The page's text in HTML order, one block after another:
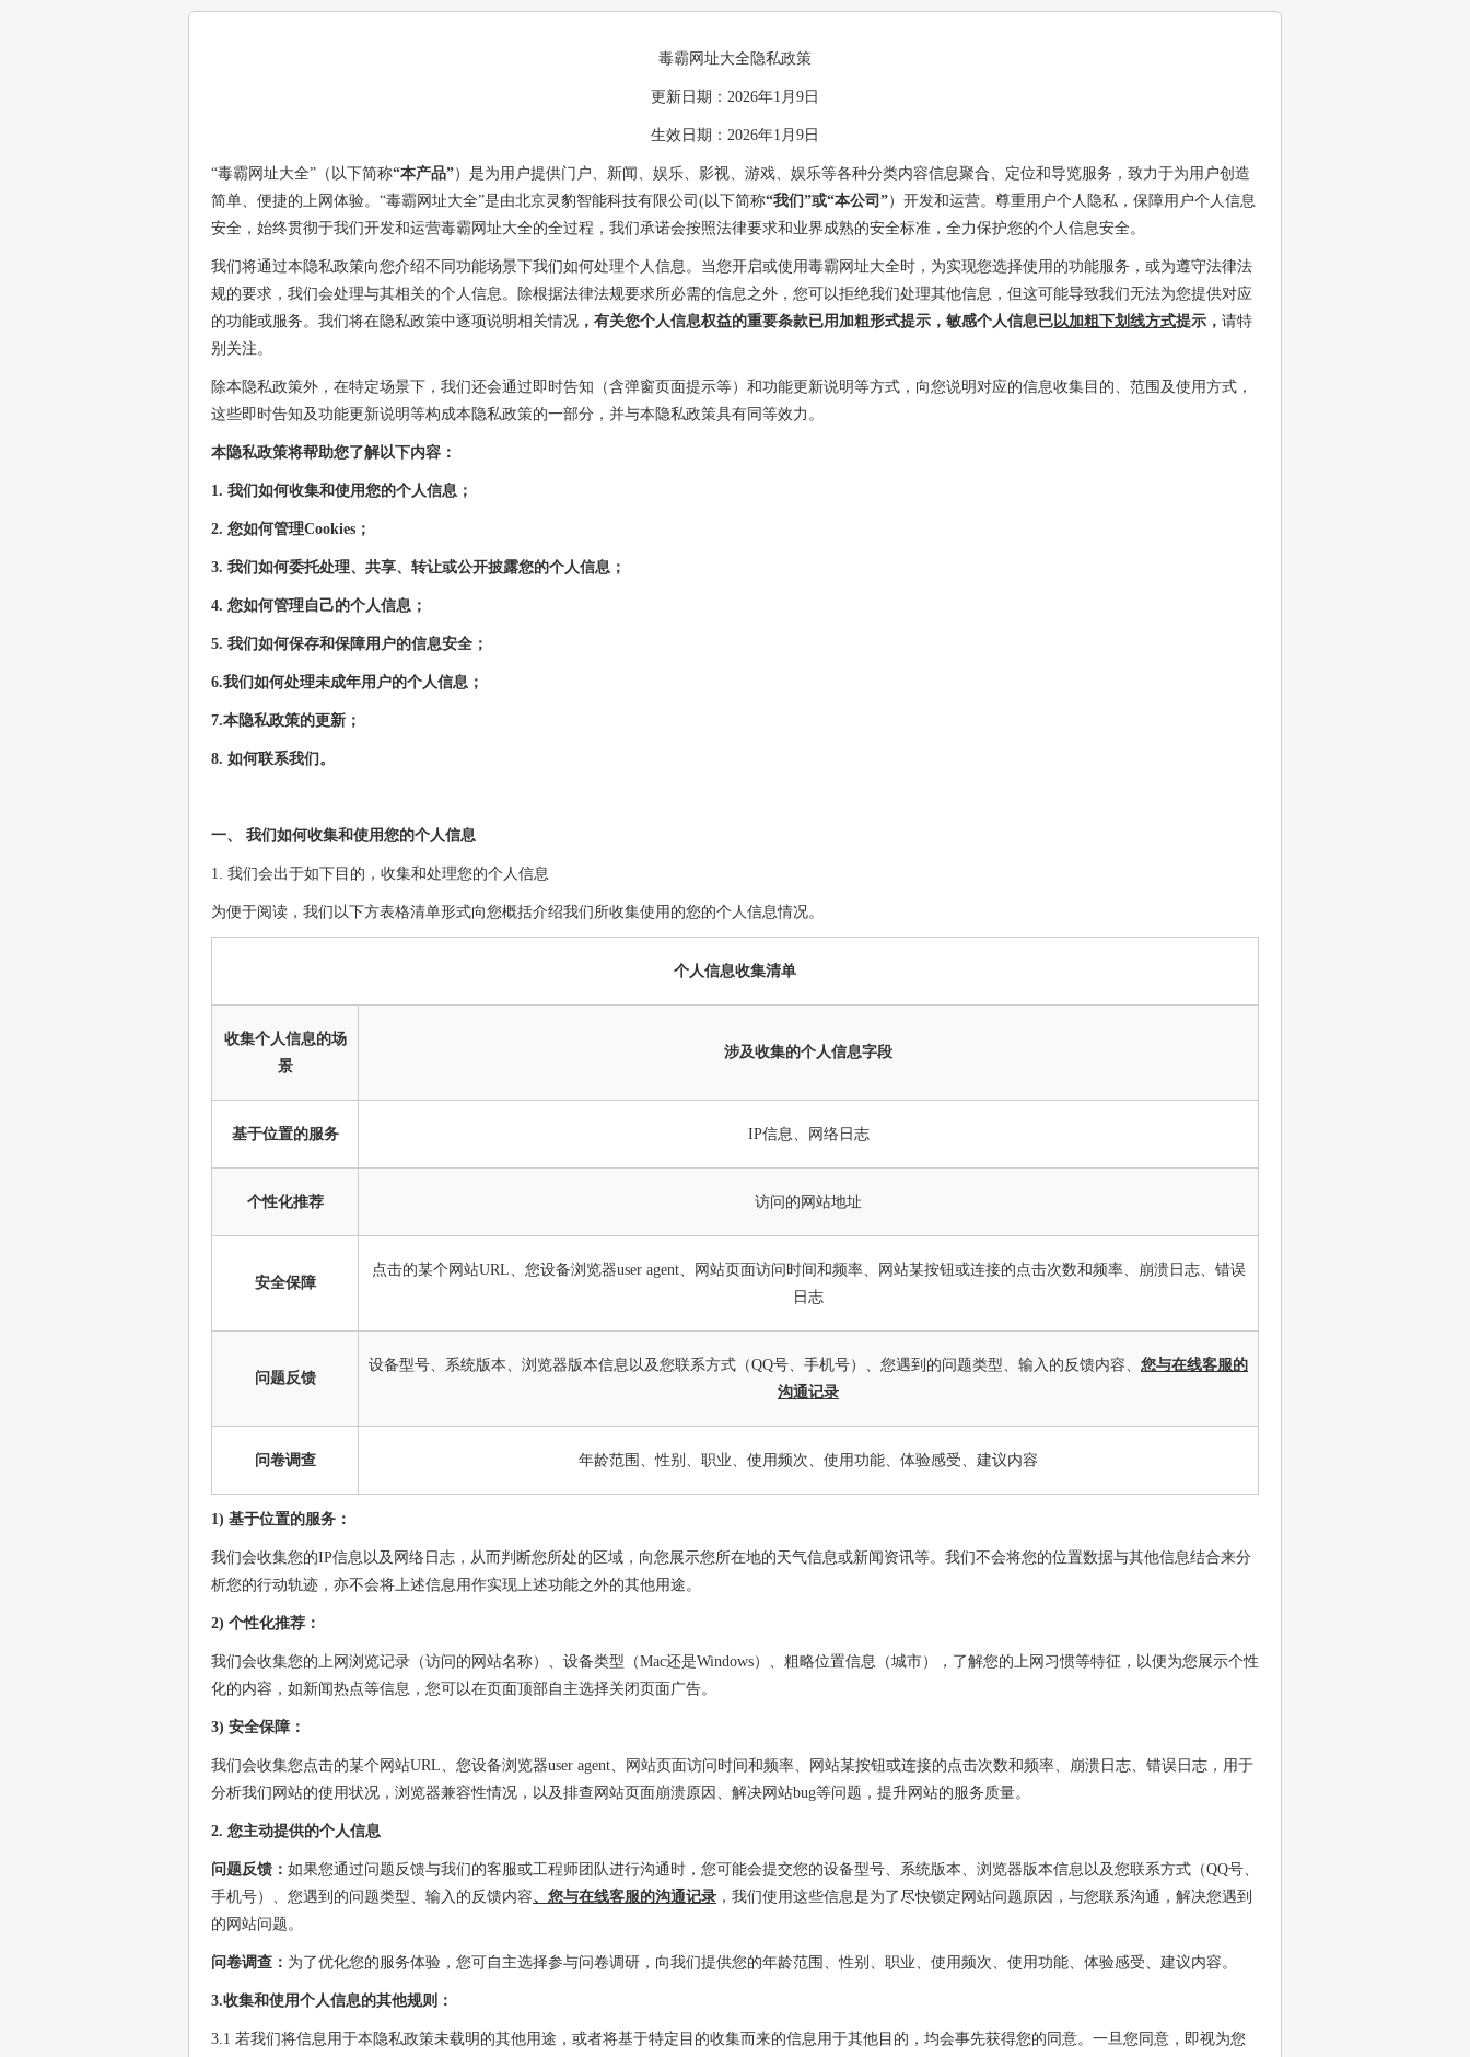
毒霸网址大全隐私政策
更新日期：2026年1月9日
生效日期：2026年1月9日
“毒霸网址大全”（以下简称“本产品”）是为用户提供门户、新闻、娱乐、影视、游戏、娱乐等各种分类内容信息聚合、定位和导览服务，致力于为用户创造
简单、便捷的上网体验。“毒霸网址大全”是由北京灵豹智能科技有限公司(以下简称“我们”或“本公司”）开发和运营。尊重用户个人隐私，保障用户个人信息
安全，始终贯彻于我们开发和运营毒霸网址大全的全过程，我们承诺会按照法律要求和业界成熟的安全标准，全力保护您的个人信息安全。
我们将通过本隐私政策向您介绍不同功能场景下我们如何处理个人信息。当您开启或使用毒霸网址大全时，为实现您选择使用的功能服务，或为遵守法律法
规的要求，我们会处理与其相关的个人信息。除根据法律法规要求所必需的信息之外，您可以拒绝我们处理其他信息，但这可能导致我们无法为您提供对应
的功能或服务。我们将在隐私政策中逐项说明相关情况 ，有关您个人信息权益的重要条款已用加粗形式提示，敏感个人信息已以加粗下划线方式提示， 请特
别关注。
除本隐私政策外，在特定场景下，我们还会通过即时告知（含弹窗页面提示等）和功能更新说明等方式，向您说明对应的信息收集目的、范围及使用方式，
这些即时告知及功能更新说明等构成本隐私政策的一部分，并与本隐私政策具有同等效力。
本隐私政策将帮助您了解以下内容：
1. 我们如何收集和使用您的个人信息；
2. 您如何管理Cookies；
3. 我们如何委托处理、共享、转让或公开披露您的个人信息；
4. 您如何管理自己的个人信息；
5. 我们如何保存和保障用户的信息安全；
6.我们如何处理未成年用户的个人信息；
7.本隐私政策的更新；
8. 如何联系我们。
一、 我们如何收集和使用您的个人信息
1. 我们会出于如下目的，收集和处理您的个人信息
为便于阅读，我们以下方表格清单形式向您概括介绍我们所收集使用的您的个人信息情况。
个人信息收集清单
收集个人信息的场
景
涉及收集的个人信息字段
基于位置的服务 IP信息、网络日志
个性化推荐 访问的网站地址
安全保障
点击的某个网站URL、您设备浏览器user agent、网站页面访问时间和频率、网站某按钮或连接的点击次数和频率、崩溃日志、错误
日志
问题反馈
设备型号、系统版本、浏览器版本信息以及您联系方式（QQ号、手机号）、您遇到的问题类型、输入的反馈内容、 您与在线客服的
沟通记录
问卷调查 年龄范围、性别、职业、使用频次、使用功能、体验感受、建议内容
1) 基于位置的服务：
我们会收集您的IP信息以及网络日志，从而判断您所处的区域，向您展示您所在地的天气信息或新闻资讯等。我们不会将您的位置数据与其他信息结合来分
析您的行动轨迹，亦不会将上述信息用作实现上述功能之外的其他用途。
2) 个性化推荐：
我们会收集您的上网浏览记录（访问的网站名称）、设备类型（Mac还是Windows）、粗略位置信息（城市），了解您的上网习惯等特征，以便为您展示个性
化的内容，如新闻热点等信息，您可以在页面顶部自主选择关闭页面广告。
3) 安全保障：
我们会收集您点击的某个网站URL、您设备浏览器user agent、网站页面访问时间和频率、网站某按钮或连接的点击次数和频率、崩溃日志、错误日志，用于
分析我们网站的使用状况，浏览器兼容性情况，以及排查网站页面崩溃原因、解决网站bug等问题，提升网站的服务质量。
2. 您主动提供的个人信息
问题反馈： 如果您通过问题反馈与我们的客服或工程师团队进行沟通时，您可能会提交您的设备型号、系统版本、浏览器版本信息以及您联系方式（QQ号、
手机号）、您遇到的问题类型、输入的反馈内容、您与在线客服的沟通记录 ，我们使用这些信息是为了尽快锁定网站问题原因，与您联系沟通，解决您遇到
的网站问题。
问卷调查： 为了优化您的服务体验，您可自主选择参与问卷调研，向我们提供您的年龄范围、性别、职业、使用频次、使用功能、体验感受、建议内容。
3.收集和使用个人信息的其他规则：
3.1 若我们将信息用于本隐私政策未载明的其他用途，或者将基于特定目的收集而来的信息用于其他目的，均会事先获得您的同意。一旦您同意，即视为您